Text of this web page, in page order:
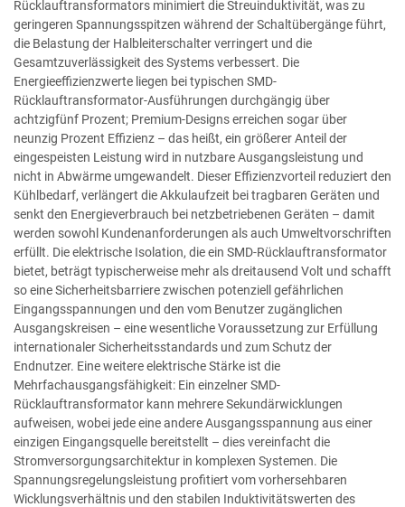
Rücklauftransformators minimiert die Streuinduktivität, was zu
geringeren Spannungsspitzen während der Schaltübergänge führt,
die Belastung der Halbleiterschalter verringert und die
Gesamtzuverlässigkeit des Systems verbessert. Die
Energieeffizienzwerte liegen bei typischen SMD-
Rücklauftransformator-Ausführungen durchgängig über
achtzigfünf Prozent; Premium-Designs erreichen sogar über
neunzig Prozent Effizienz – das heißt, ein größerer Anteil der
eingespeisten Leistung wird in nutzbare Ausgangsleistung und
nicht in Abwärme umgewandelt. Dieser Effizienzvorteil reduziert den
Kühlbedarf, verlängert die Akkulaufzeit bei tragbaren Geräten und
senkt den Energieverbrauch bei netzbetriebenen Geräten – damit
werden sowohl Kundenanforderungen als auch Umweltvorschriften
erfüllt. Die elektrische Isolation, die ein SMD-Rücklauftransformator
bietet, beträgt typischerweise mehr als dreitausend Volt und schafft
so eine Sicherheitsbarriere zwischen potenziell gefährlichen
Eingangsspannungen und den vom Benutzer zugänglichen
Ausgangskreisen – eine wesentliche Voraussetzung zur Erfüllung
internationaler Sicherheitsstandards und zum Schutz der
Endnutzer. Eine weitere elektrische Stärke ist die
Mehrfachausgangsfähigkeit: Ein einzelner SMD-
Rücklauftransformator kann mehrere Sekundärwicklungen
aufweisen, wobei jede eine andere Ausgangsspannung aus einer
einzigen Eingangsquelle bereitstellt – dies vereinfacht die
Stromversorgungsarchitektur in komplexen Systemen. Die
Spannungsregelungsleistung profitiert vom vorhersehbaren
Wicklungsverhältnis und den stabilen Induktivitätswerten des